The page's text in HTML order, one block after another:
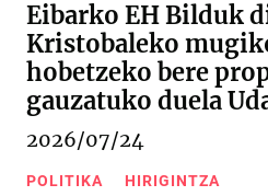
Eibarko EH Bilduk
Kristobaleko
hobetzeko bere
gauzatuko duela
2026/07/24
POLITIKA HIRIGINTZA